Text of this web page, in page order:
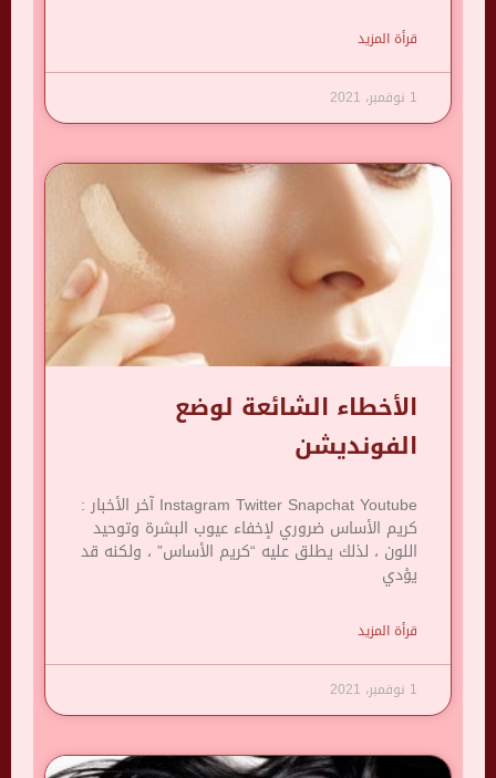
قرأة المزيد
1 نوفمبر، 2021
الأخطاء الشائعة لوضع
الفونديشن
Instagram Twitter Snapchat Youtube آخر الأخبار :
كريم الأساس ضروري لإخفاء عيوب البشرة وتوحيد
اللون ، لذلك يطلق عليه “كريم الأساس” ، ولكنه قد
يؤدي
قرأة المزيد
1 نوفمبر، 2021